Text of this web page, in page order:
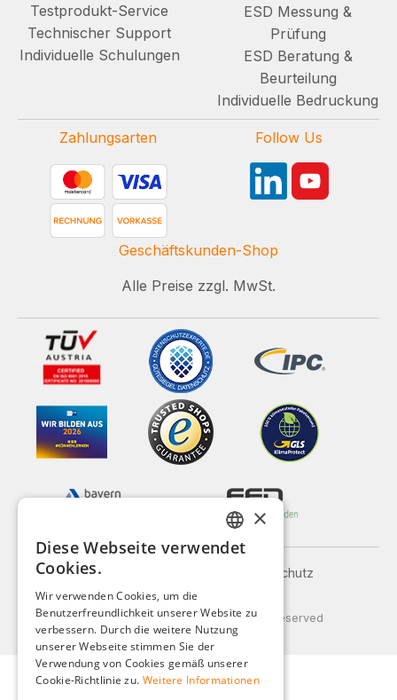
Testprodukt-Service
Technischer Support
Individuelle Schulungen
ESD Messung &
Prüfung
ESD Beratung &
Beurteilung
Individuelle Bedruckung
Zahlungsarten Follow Us
Geschäftskunden-Shop
Alle Preise zzgl. MwSt.
Impressum
Datenschutz
Versand und Zahlung
© 2026 Weidinger GmbH, All Rights Reserved
GERMAN
FRENCH
DUTCH
×
Diese Webseite verwendet
Cookies.
Wir verwenden Cookies, um die
Benutzerfreundlichkeit unserer Website zu
verbessern. Durch die weitere Nutzung
unserer Webseite stimmen Sie der
Verwendung von Cookies gemäß unserer
Cookie-Richtlinie zu. Weitere Informationen